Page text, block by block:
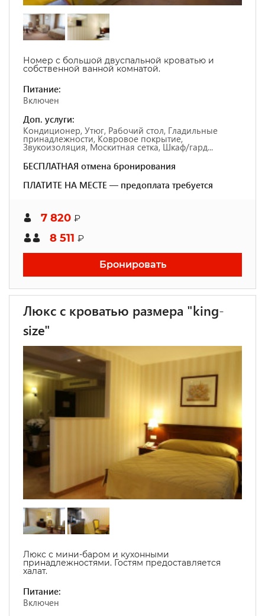
Номер с большой двуспальной кроватью и
собственной ванной комнатой.
Питание:
Включен
Доп. услуги:
Кондиционер, Утюг, Рабочий стол, Гладильные
принадлежности, Ковровое покрытие,
Звукоизоляция, Москитная сетка, Шкаф/гард...
БЕСПЛАТНАЯ отмена бронирования
ПЛАТИТЕ НА МЕСТЕ — предоплата требуется
7 820 ₽
8 511 ₽
Бронировать
Люкс с кроватью размера "king-
size"
Люкс с мини-баром и кухонными
принадлежностями. Гостям предоставляется
халат.
Питание:
Включен